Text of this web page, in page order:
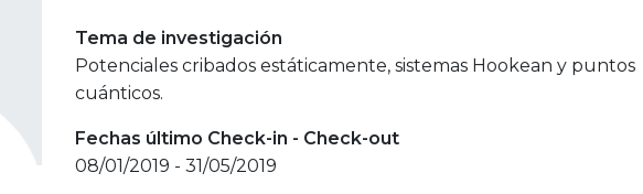
Tema de investigación
Potenciales cribados estáticamente, sistemas Hookean y puntos
cuánticos.
Fechas último Check-in - Check-out
08/01/2019 - 31/05/2019